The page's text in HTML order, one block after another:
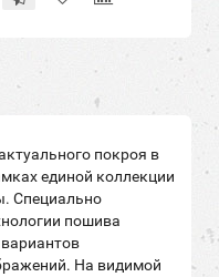
покроя в
единой коллекции
Специально
пошива
На видимой